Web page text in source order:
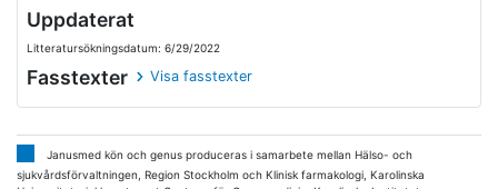
Uppdaterat
Litteratursökningsdatum: 6/29/2022
Fasstexter Visa fasstexter
Janusmed kön och genus produceras i samarbete mellan Hälso- och
sjukvårdsförvaltningen, Region Stockholm och Klinisk farmakologi, Karolinska